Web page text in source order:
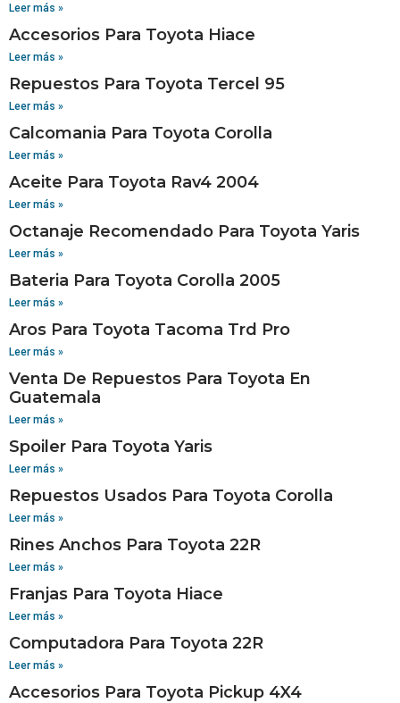
Leer más »
Accesorios Para Toyota Hiace
Leer más »
Repuestos Para Toyota Tercel 95
Leer más »
Calcomania Para Toyota Corolla
Leer más »
Aceite Para Toyota Rav4 2004
Leer más »
Octanaje Recomendado Para Toyota Yaris
Leer más »
Bateria Para Toyota Corolla 2005
Leer más »
Aros Para Toyota Tacoma Trd Pro
Leer más »
Venta De Repuestos Para Toyota En
Guatemala
Leer más »
Spoiler Para Toyota Yaris
Leer más »
Repuestos Usados Para Toyota Corolla
Leer más »
Rines Anchos Para Toyota 22R
Leer más »
Franjas Para Toyota Hiace
Leer más »
Computadora Para Toyota 22R
Leer más »
Accesorios Para Toyota Pickup 4X4